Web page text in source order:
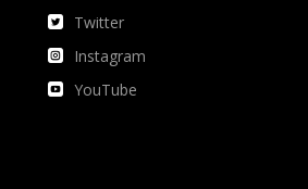
Twitter
Instagram
YouTube